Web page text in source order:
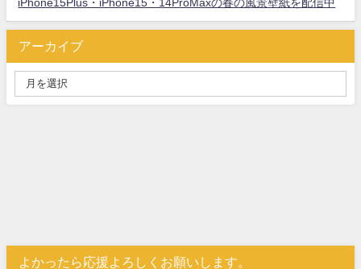
アーカイブ
よかったら応援よろしくお願いします。